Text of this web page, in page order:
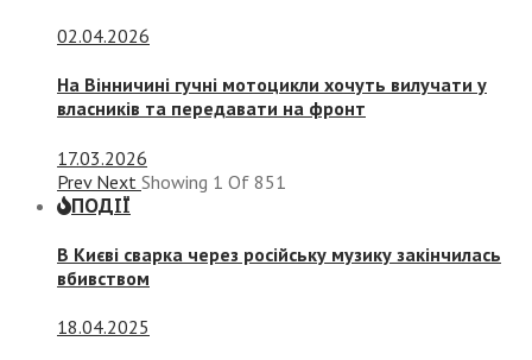
02.04.2026
На Вінничині гучні мотоцикли хочуть вилучати у
власників та передавати на фронт
17.03.2026
Prev Next Showing 1 Of 851
ПОДІЇ
В Києві сварка через російську музику закінчилась
вбивством
18.04.2025